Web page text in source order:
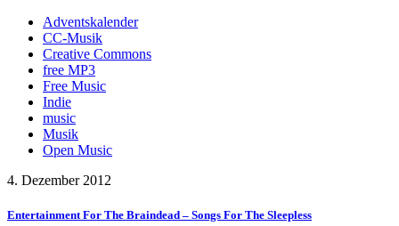
Adventskalender
CC-Musik
Creative Commons
free MP3
Free Music
Indie
music
Musik
Open Music
4. Dezember 2012
Entertainment For The Braindead – Songs For The Sleepless